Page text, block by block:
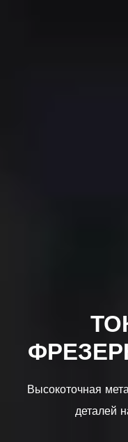
Высокоточная
деталей